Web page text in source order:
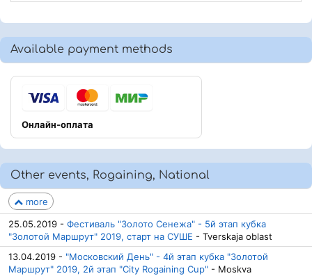
Available payment methods
Онлайн-оплата
Other events, Rogaining, National
more
25.05.2019 - Фестиваль "Золото Сенежа" - 5й этап кубка
"Золотой Маршрут" 2019, старт на СУШЕ - Tverskaja oblast
13.04.2019 - "Московский День" - 4й этап кубка "Золотой
Маршрут" 2019, 2й этап "City Rogaining Cup" - Moskva